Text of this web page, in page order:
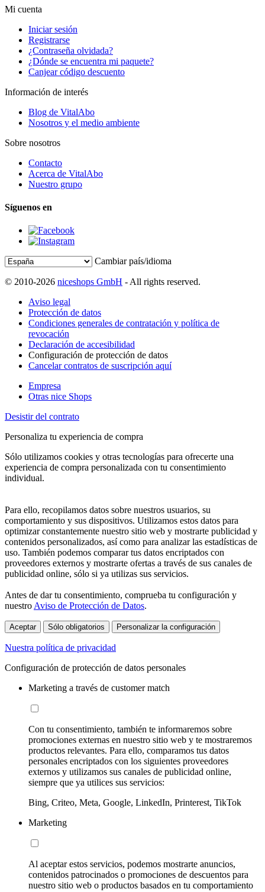
Mi cuenta
Iniciar sesión
Registrarse
¿Contraseña olvidada?
¿Dónde se encuentra mi paquete?
Canjear código descuento
Información de interés
Blog de VitalAbo
Nosotros y el medio ambiente
Sobre nosotros
Contacto
Acerca de VitalAbo
Nuestro grupo
Síguenos en
Cambiar país/idioma
© 2010-2026 niceshops GmbH - All rights reserved.
Aviso legal
Protección de datos
Condiciones generales de contratación y política de
revocación
Declaración de accesibilidad
Configuración de protección de datos
Cancelar contratos de suscripción aquí
Empresa
Otras nice Shops
Desistir del contrato
Personaliza tu experiencia de compra
Sólo utilizamos cookies y otras tecnologías para ofrecerte una
experiencia de compra personalizada con tu consentimiento
individual.
Para ello, recopilamos datos sobre nuestros usuarios, su
comportamiento y sus dispositivos. Utilizamos estos datos para
optimizar constantemente nuestro sitio web y mostrarte publicidad y
contenidos personalizados, así como para analizar las estadísticas de
uso. También podemos comparar tus datos encriptados con
proveedores externos y mostrarte ofertas a través de sus canales de
publicidad online, sólo si ya utilizas sus servicios.
Antes de dar tu consentimiento, comprueba tu configuración y
nuestro Aviso de Protección de Datos.
Aceptar Sólo obligatorios Personalizar la configuración
Nuestra política de privacidad
Configuración de protección de datos personales
Marketing a través de customer match
Con tu consentimiento, también te informaremos sobre
promociones externas en nuestro sitio web y te mostraremos
productos relevantes. Para ello, comparamos tus datos
personales encriptados con los siguientes proveedores
externos y utilizamos sus canales de publicidad online,
siempre que ya utilices sus servicios:
Bing, Criteo, Meta, Google, LinkedIn, Printerest, TikTok
Marketing
Al aceptar estos servicios, podemos mostrarte anuncios,
contenidos patrocinados o promociones de descuentos para
nuestro sitio web o productos basados en tu comportamiento